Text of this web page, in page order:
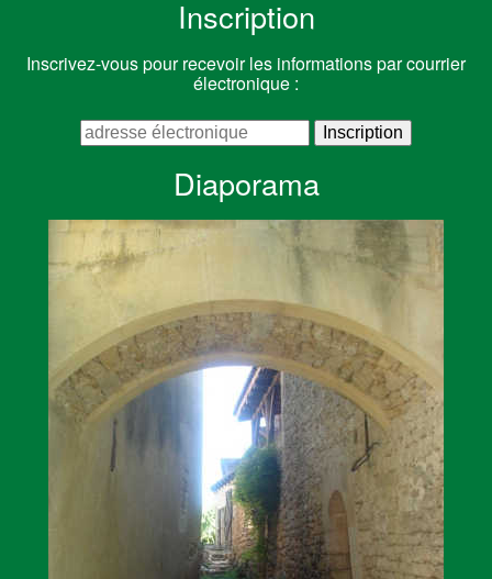
Inscription
Inscrivez-vous pour recevoir les informations par courrier
électronique :
Diaporama